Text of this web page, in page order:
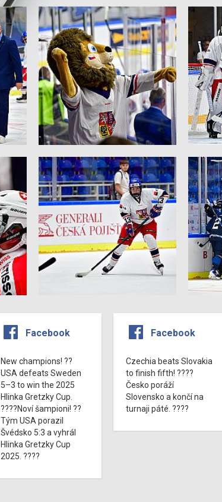
Facebook
New champions! ??
USA defeats Sweden
5–3 to win the 2025
Hlinka Gretzky Cup.
????Noví šampioni! ??
Tým USA porazil
Švédsko 5:3 a vyhrál
Hlinka Gretzky Cup
2025. ????
Facebook
Czechia beats Slovakia
to finish fifth! ????
Česko poráží
Slovensko a končí na
turnaji páté. ????